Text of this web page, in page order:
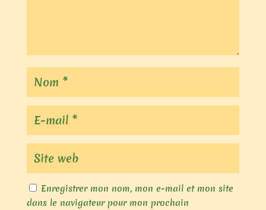
Enregistrer mon nom, mon e-mail et mon site
dans le navigateur pour mon prochain